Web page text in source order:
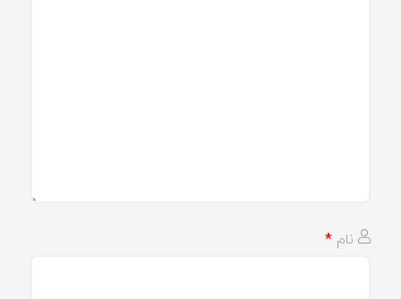
نام *